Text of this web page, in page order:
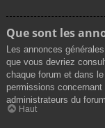
Que sont les
Les annonces
que vous devriez
chaque forum et dans
permissions
administrateurs du forum.
Haut